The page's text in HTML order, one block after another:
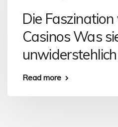
Die
Casinos Was
Read more